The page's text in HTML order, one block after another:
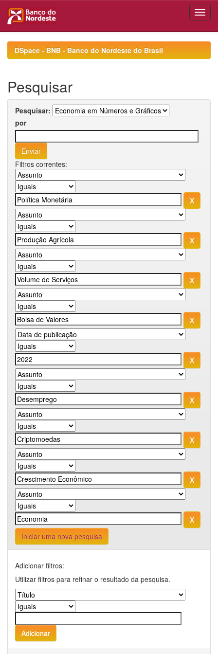
navigationDSpace - BNB - Banco do Nordeste do Brasil
Pesquisar
Pesquisar:
por
Filtros correntes:
Iniciar uma nova pesquisa
Adicionar filtros:
Utilizar filtros para refinar o resultado da pesquisa.